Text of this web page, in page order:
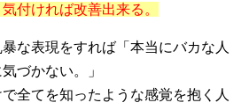
付ければ改善出来る。
な表現をすれば「本当にバカな人
づかない。」
全てを知ったような感覚を抱く人